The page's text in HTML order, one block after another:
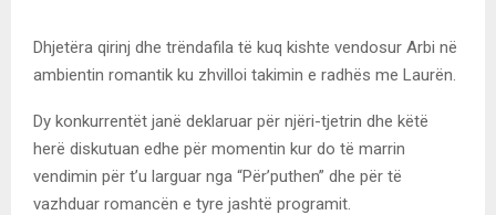
Dhjetëra qirinj dhe trëndafila të kuq kishte vendosur Arbi në
ambientin romantik ku zhvilloi takimin e radhës me Laurën.
Dy konkurrentët janë deklaruar për njëri-tjetrin dhe këtë
herë diskutuan edhe për momentin kur do të marrin
vendimin për t’u larguar nga “Për’puthen” dhe për të
vazhduar romancën e tyre jashtë programit.